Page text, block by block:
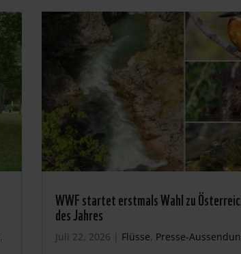
,
WWF startet erstmals Wahl zu
des Jahres
Juli 22, 2026 | Flüsse, Presse-